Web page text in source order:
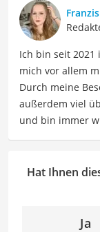
nun Menschen
finden. Mia liebt
verständlich
Arbeit findet Mia
außerdem beim
Der Kneipp-
Ich bin seit 2021
mich vor allem
Durch meine
außerdem viel
und bin immer
über Beauty-
Empfehlungen,
Hat Ihnen
Ja